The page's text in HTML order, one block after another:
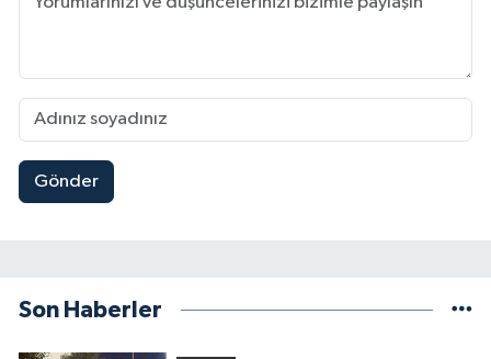
Gönder
Son Haberler